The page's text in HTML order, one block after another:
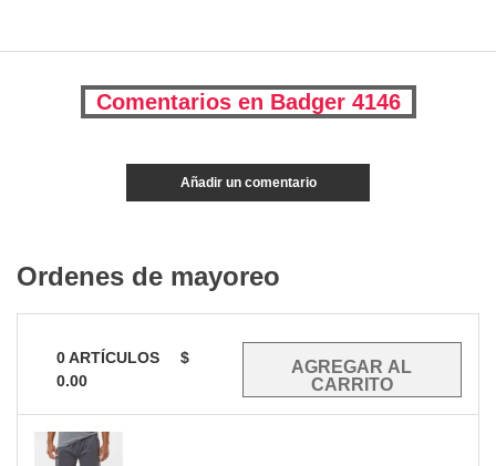
Comentarios en Badger 4146
Añadir un comentario
Ordenes de mayoreo
0ARTÍCULOS
$
0.00